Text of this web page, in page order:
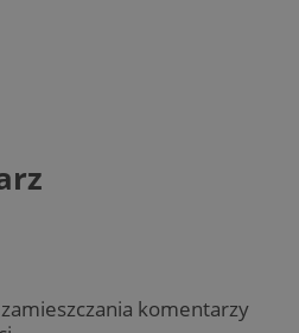
komentarzy